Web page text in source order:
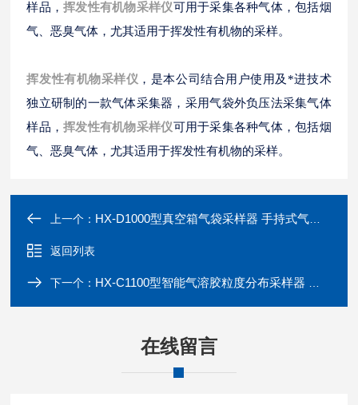
样品，挥发性有机物采样仪可用于采集各种气体，包括烟
气、恶臭气体，尤其适用于挥发性有机物的采样。
挥发性有机物采样仪 ，是本公司结合用户使用及*进技术
独立研制的一款气体采集器，采用气袋外负压法采集气体
样品，挥发性有机物采样仪可用于采集各种气体，包括烟
气、恶臭气体，尤其适用于挥发性有机物的采样。
上一个： HX-D1000型真空箱气袋采样器 手持式气体采集器
返回列表
下一个： HX-C1100型智能气溶胶粒度分布采样器 冲击式采集器
在线留言